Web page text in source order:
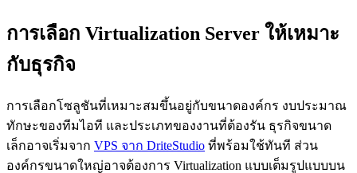
การเลือก Virtualization Server ให้เหมาะ
กับธุรกิจ
การเลือกโซลูชันที่เหมาะสมขึ้นอยู่กับขนาดองค์กร งบประมาณ
ทักษะของทีมไอที และประเภทของงานที่ต้องรัน ธุรกิจขนาด
เล็กอาจเริ่มจาก VPS จาก DriteStudio ที่พร้อมใช้ทันที ส่วน
องค์กรขนาดใหญ่อาจต้องการ Virtualization แบบเต็มรูปแบบบน